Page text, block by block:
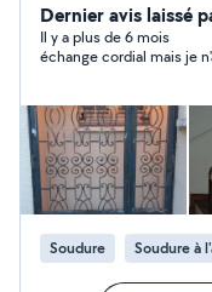
Dernier avis laissé
Il y a plus de 6 mois
échange cordial mais je
Soudure Soudure à